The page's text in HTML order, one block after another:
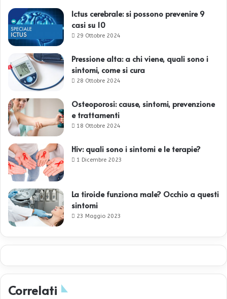
Ictus cerebrale: si possono prevenire 9
casi su 10
29 Ottobre 2024
Pressione alta: a chi viene, quali sono i
sintomi, come si cura
28 Ottobre 2024
Osteoporosi: cause, sintomi, prevenzione
e trattamenti
18 Ottobre 2024
Hiv: quali sono i sintomi e le terapie?
1 Dicembre 2023
La tiroide funziona male? Occhio a questi
sintomi
23 Maggio 2023
Correlati